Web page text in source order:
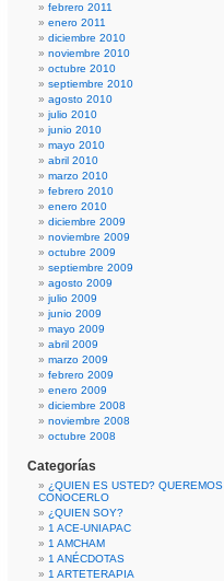
febrero 2011
enero 2011
diciembre 2010
noviembre 2010
octubre 2010
septiembre 2010
agosto 2010
julio 2010
junio 2010
mayo 2010
abril 2010
marzo 2010
febrero 2010
enero 2010
diciembre 2009
noviembre 2009
octubre 2009
septiembre 2009
agosto 2009
julio 2009
junio 2009
mayo 2009
abril 2009
marzo 2009
febrero 2009
enero 2009
diciembre 2008
noviembre 2008
octubre 2008
Categorías
¿QUIEN ES USTED? QUEREMOS
CONOCERLO
¿QUIEN SOY?
1 ACE-UNIAPAC
1 AMCHAM
1 ANÉCDOTAS
1 ARTETERAPIA